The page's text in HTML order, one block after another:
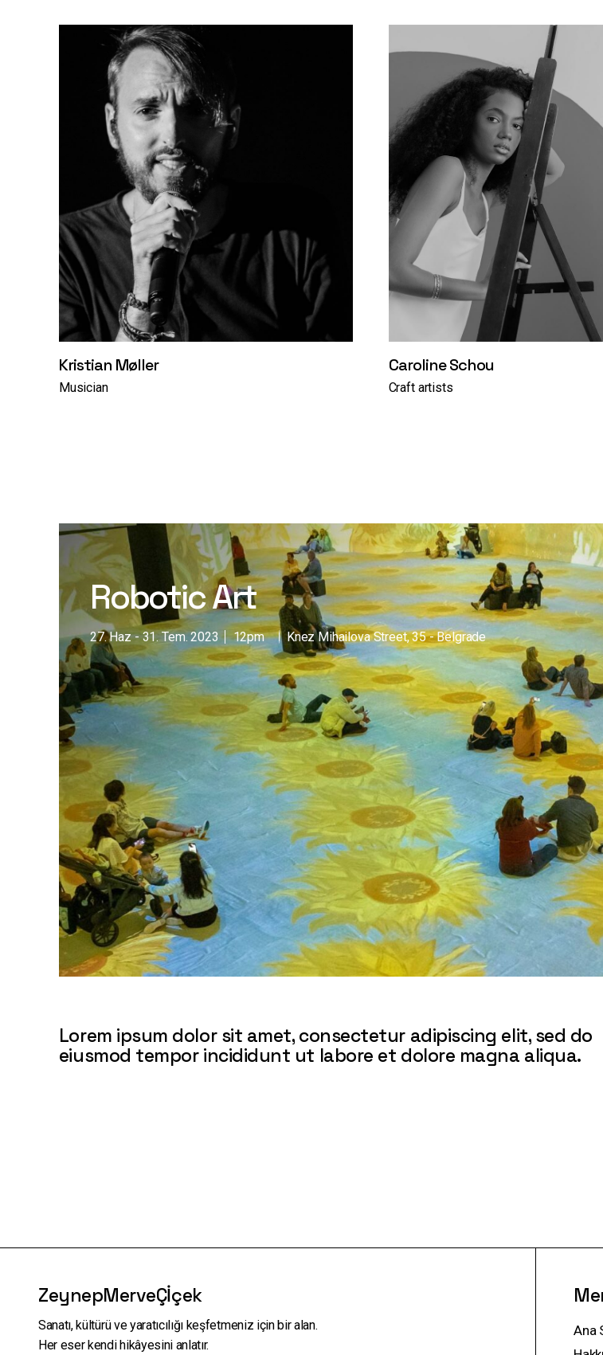
Kristian Møller
Musician
Caroline Schou
Craft artists
Robotic Art
27. Haz 31. Tem. 2023 12pm Knez Mihailova Street, 35 - Belgrade
Lorem ipsum dolor sit amet, consectetur adipiscing elit, sed do
eiusmod tempor incididunt ut labore et dolore magna aliqua.
ZeynepMerveÇİçek
Sanatı, kültürü ve yaratıcılığı keşfetmeniz için bir alan.
Her eser kendi hikâyesini anlatır.
Ana